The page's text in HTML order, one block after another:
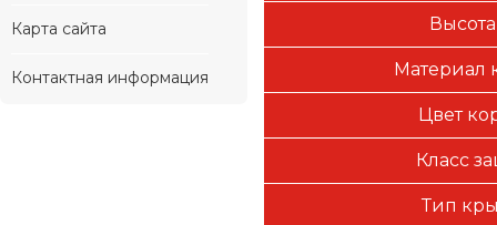
Карта сайта
Контактная информация Материал
Цвет
Класс
Тип